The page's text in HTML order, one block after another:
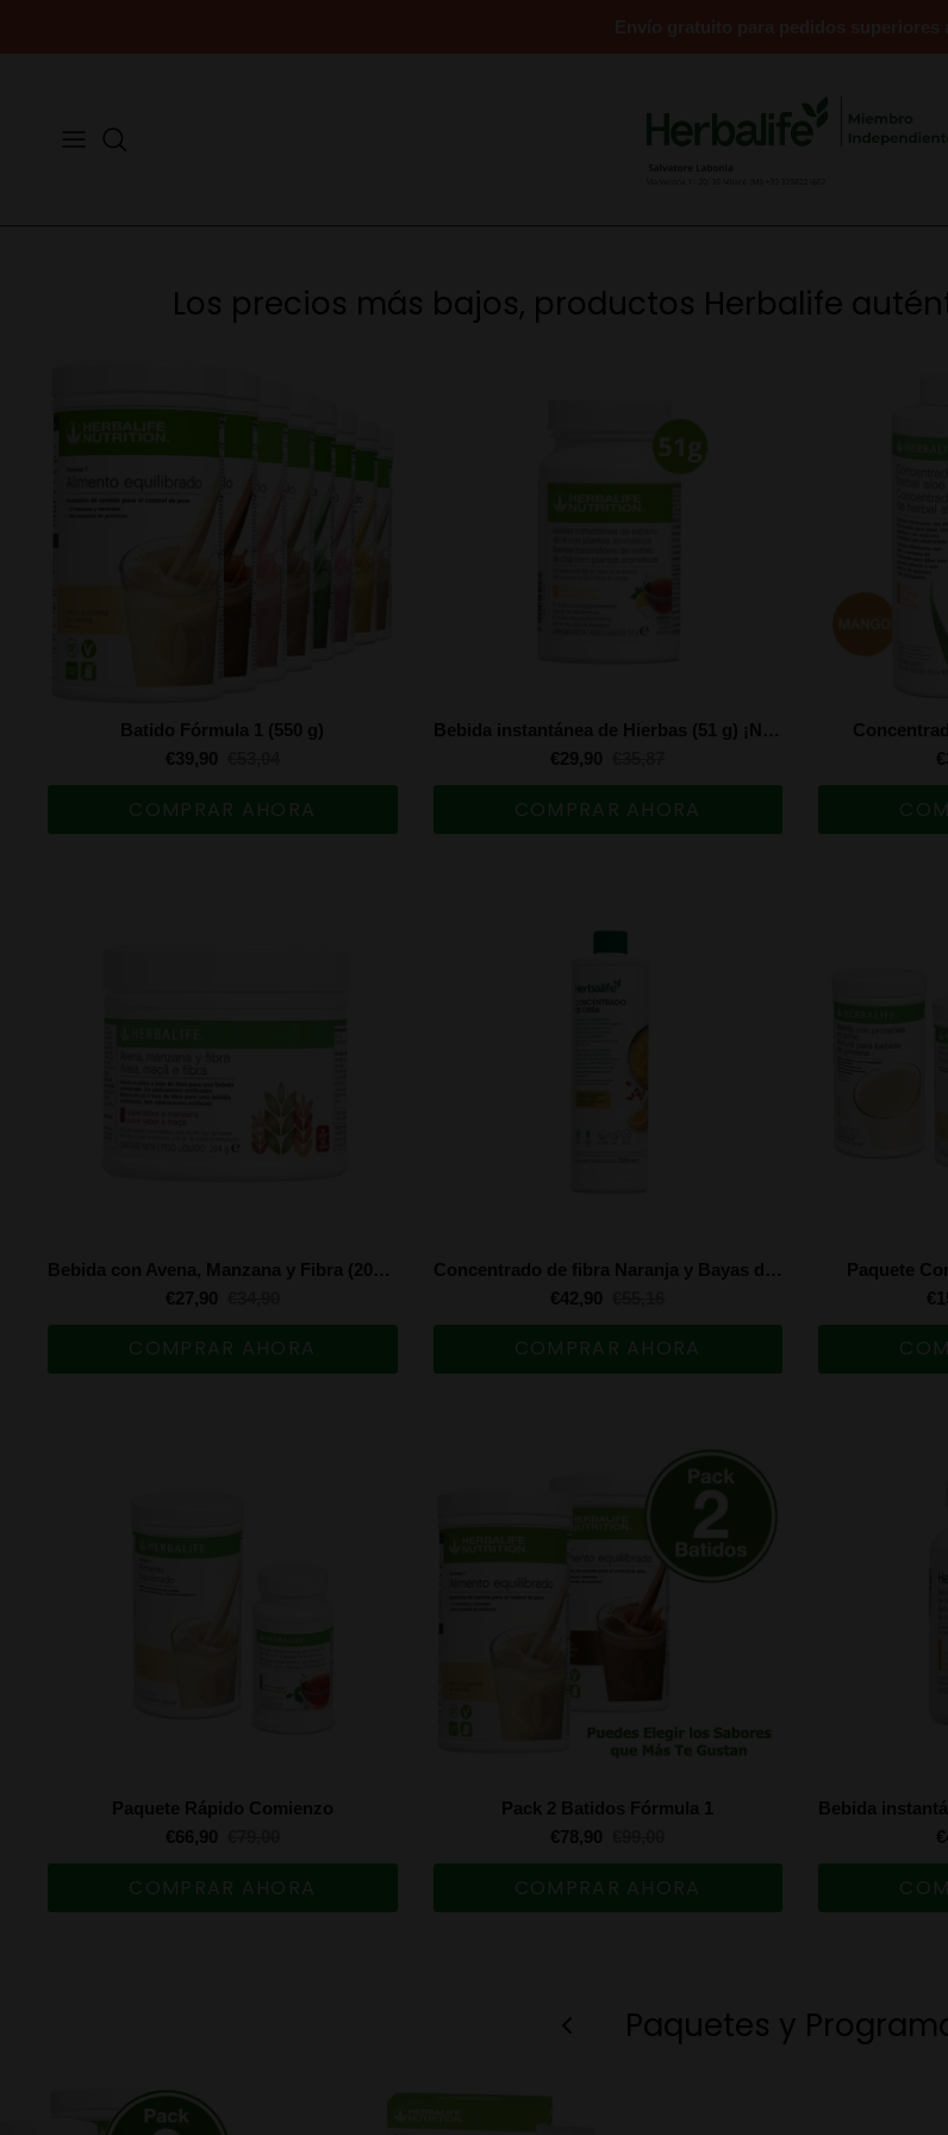
Los precios más bajos, productos Herbalife
Batido Fórmula 1 (550 g)
€39,90
COMPRAR AHORA
Bebida instantánea de Hierbas (51 g) ¡Nueva formulación!
€29,90
COMPRAR AHORA
Bebida con Avena, Manzana y Fibra (204 g)
€27,90
COMPRAR AHORA
Concentrado de fibra Naranja y Bayas de Goji 500 ml
€42,90
COMPRAR AHORA
Paquete
Paquete Rápido Comienzo
€66,90
COMPRAR AHORA
Pack 2 Batidos Fórmula 1
€78,90
COMPRAR AHORA
Paquetes y